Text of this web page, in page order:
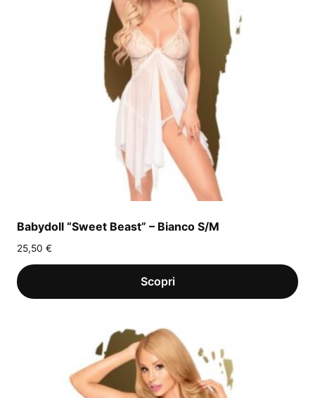
Babydoll “Sweet Beast” – Bianco S/M
25,50 €